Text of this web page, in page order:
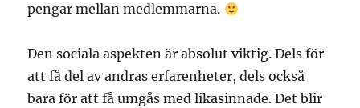
pengar mellan medlemmarna.
Den sociala aspekten är absolut viktig. Dels för
att få del av andras erfarenheter, dels också
bara för att få umgås med likasinnade. Det blir